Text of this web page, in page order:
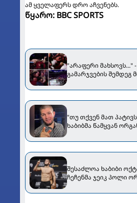
ამ ყველაფერს დრო აჩვენებს.
წყარო: BBC SPORTS
"არაფერი მახსოვს..."
გამარჯვების შემდეგ
"თუ თქვენ მათ
ხაბიბმა წამყვან
შესაძლოა ხაბიბი
ჩეჩენმა ჯეიკ პოლი